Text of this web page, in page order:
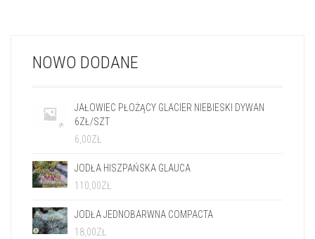
NOWO DODANE
JAŁOWIEC PŁOŻĄCY GLACIER NIEBIESKI DYWAN
6ZŁ/SZT
6,00ZŁ
JODŁA HISZPAŃSKA GLAUCA
110,00ZŁ
JODŁA JEDNOBARWNA COMPACTA
18,00ZŁ